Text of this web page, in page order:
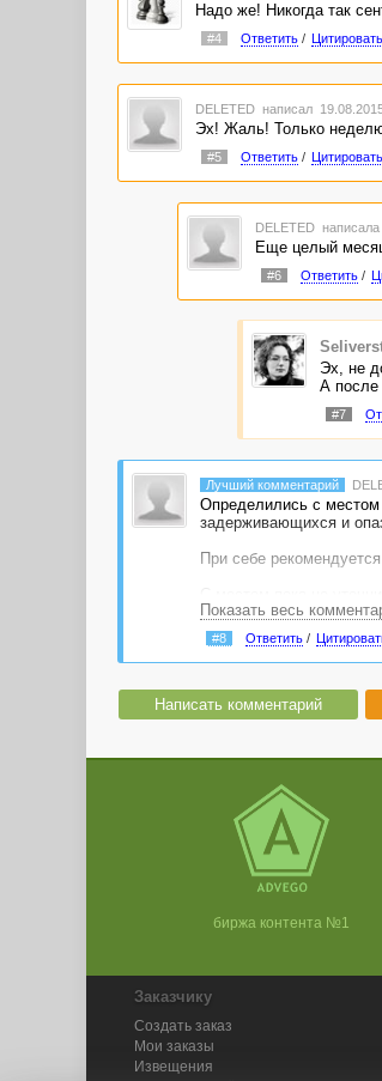
Надо же! Никогда так
#4 Ответить/ Цитировать
DELETED написал
Эх! Жаль! Только
#5 Ответить/ Цитировать
DELETED
Еще целый
#6 Ответить/
Эх, не
А после
#7
Лучший комментарий
Определились с
задерживающихся и
При себе
Обсуждение и способы
Показать весь
#8 Ответить/
Написать комментарий
биржа контента №1
Заказчику
Создать заказ
Мои заказы
Извещения